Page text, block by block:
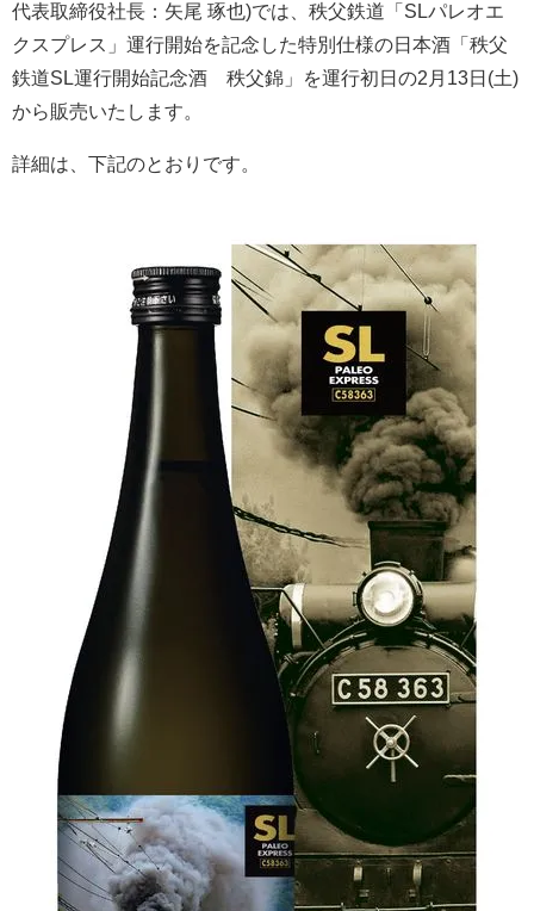
代表取締役社長：矢尾 琢也)では、秩父鉄道「SLパレオエ
クスプレス」運行開始を記念した特別仕様の日本酒「秩父
鉄道SL運行開始記念酒 秩父錦」を運行初日の2月13日(土)
から販売いたします。
詳細は、下記のとおりです。